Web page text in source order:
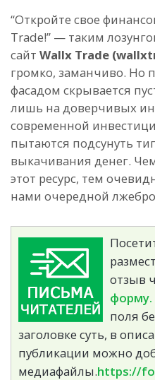
“Откройте свое
Trade!” — таким
сайт Wallx Trade
громко, заманчиво. Но
фасадом скрывается
лишь на доверчивых
современной
пытаются подсунуть
выкачивания денег.
этот ресурс, тем
нами очередной
отзыв
форму.
поля
заголовке суть, в
публикации можно
медиафайлы.https://